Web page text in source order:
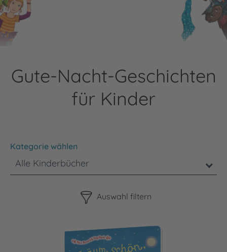
Gute-Nacht-Geschichten
für Kinder
Kategorie wählen
Alle Kinderbücher
Auswahl filtern